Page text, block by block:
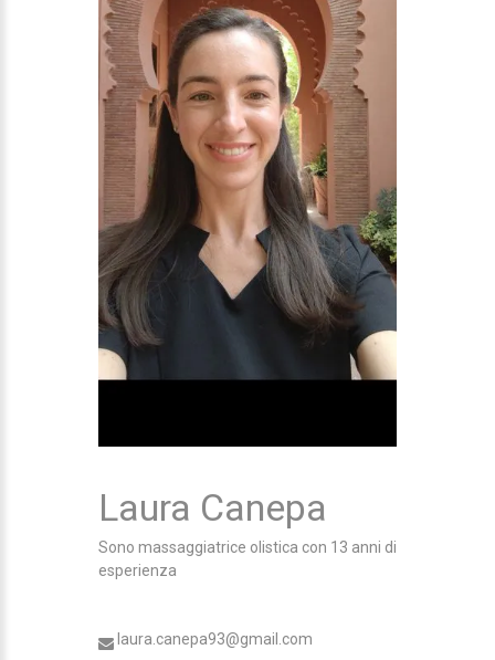
Laura Canepa
Sono massaggiatrice olistica con 13 anni di
esperienza
laura.canepa93@gmail.com